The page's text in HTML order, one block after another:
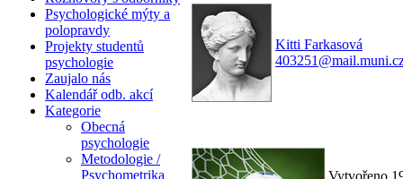
Psychologické mýty a
polopravdy
Projekty studentů
psychologie
Zaujalo nás
Kalendář odb. akcí
Kategorie
Obecná
psychologie
Metodologie /
Psychometrika
Kitti Farkasová
Vytvořeno